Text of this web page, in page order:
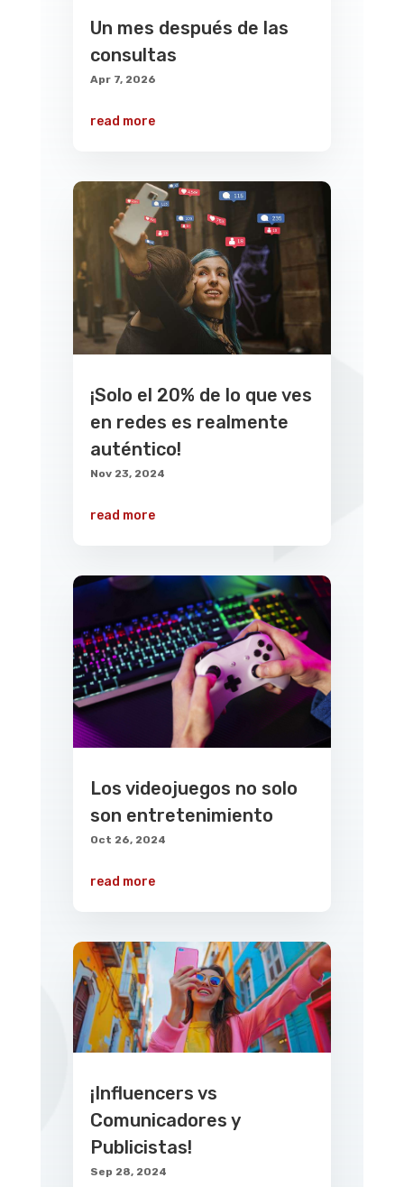
Un mes después de las
consultas
Apr 7, 2026
read more
¡Solo el 20% de lo que ves
en redes es realmente
auténtico!
Nov 23, 2024
read more
Los videojuegos no solo
son entretenimiento
Oct 26, 2024
read more
¡Influencers vs
Comunicadores y
Publicistas!
Sep 28, 2024